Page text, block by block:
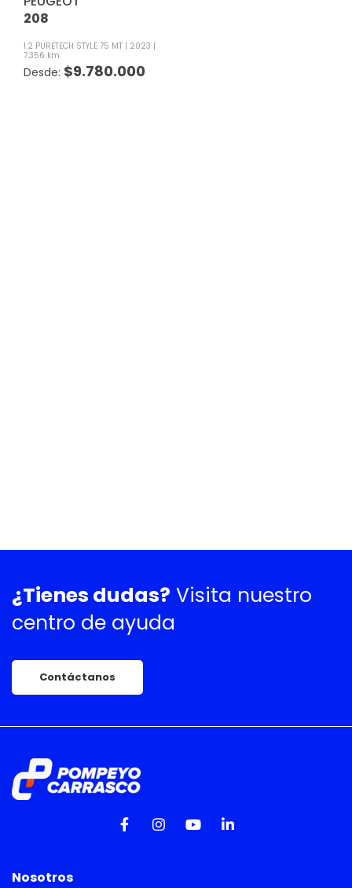
208
1.2 PURETECH STYLE 75 MT
2023
7.356 km
$9.780.000
¿Tienes dudas? Visita nuestro
centro de ayuda
Contáctanos
Nosotros